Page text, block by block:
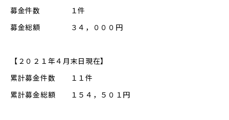
募金件数 １件
募金総額 ３４，０００円
【２０２１年４月末日現在】
累計募金件数 １１件
累計募金総額 １５４，５０１円